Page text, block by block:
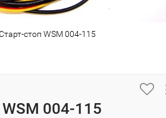
стоп WSM 004-115
004-115